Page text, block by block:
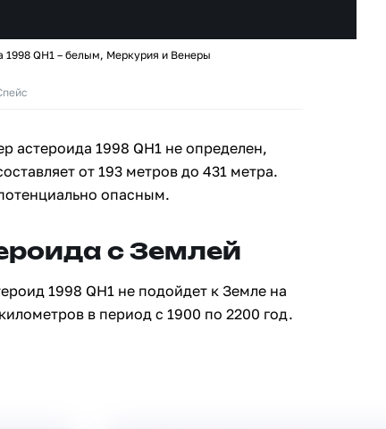
QH1 – белым, Меркурия и Венеры
астероида 1998 QH1 не определен,
от 193 метров до 431 метра.
опасным.
с Землей
1998 QH1 не подойдет к Земле на
в период с 1900 по 2200 год.